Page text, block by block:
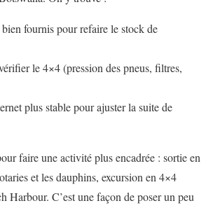
bien fournis pour refaire le stock de
le 4×4 (pression des pneus, filtres,
plus stable pour ajuster la suite de
faire une activité plus encadrée : sortie en
et les dauphins, excursion en 4×4
Harbour. C’est une façon de poser un peu